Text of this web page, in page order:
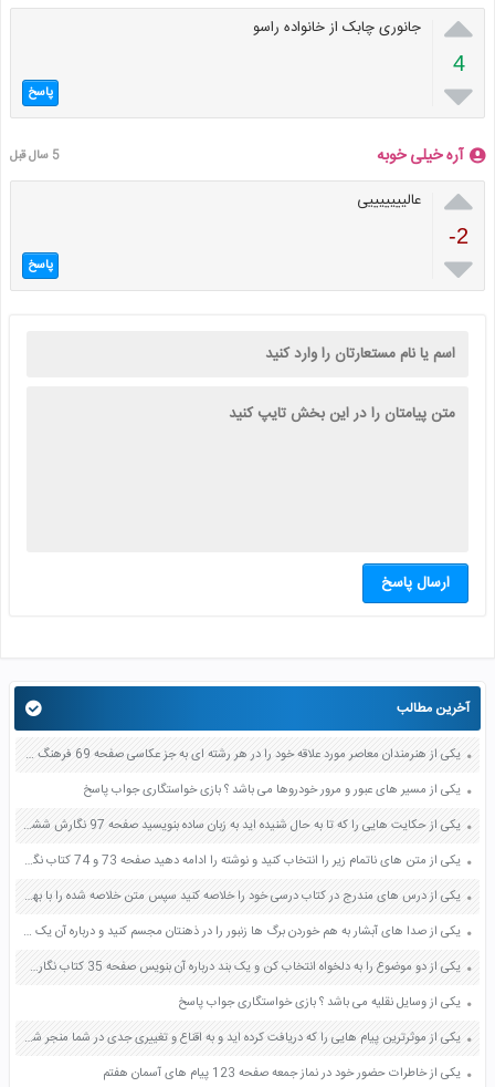

4

جانوری چابک از خانواده راسو
پاسخ
آره خیلی خوبه 5 سال قبل

-2

عالیییییییی
پاسخ
ارسال پاسخ
آخرین مطالب
یکی از هنرمندان معاصر مورد علاقه خود را در هر رشته ای به جز عکاسی صفحه 69 فرهنگ و هنر نهم
یکی از مسیر های عبور و مرور خودروها می باشد ؟ بازی خواستگاری جواب پاسخ
یکی از حکایت هایی را که تا به حال شنیده اید به زبان ساده بنویسید صفحه 97 نگارش ششم دبستان
یکی از متن های ناتمام زیر را انتخاب کنید و نوشته را ادامه دهید صفحه 73 و 74 کتاب نگارش فارسی پنجم دبستان
یکی از درس های مندرج در کتاب درسی خود را خلاصه کنید سپس متن خلاصه شده را با بهره گیری از روش های دسته بندی نمودار جدول نقشه مفهومی نشان دهید صفحه 118 نگارش یازدهم
یکی از صدا های آبشار به هم خوردن برگ ها زنبور را در ذهنتان مجسم کنید و درباره آن یک بند بنویسید صفحه 11 نگارش پنجم
یکی از دو موضوع را به دلخواه انتخاب کن و یک بند درباره آن بنویس صفحه 35 کتاب نگارش فارسی سوم
یکی از وسایل نقلیه می باشد ؟ بازی خواستگاری جواب پاسخ
یکی از موثرترین پیام هایی را که دریافت کرده اید و به اقناع و تغییری جدی در شما منجر شده است برسی کنید و علت این تاثیر گذاری قابل توجه را بنویسید صفحه 52 تفکر و سواد رسانه ای دهم
یکی از خاطرات حضور خود در نماز جمعه صفحه 123 پیام های آسمان هفتم